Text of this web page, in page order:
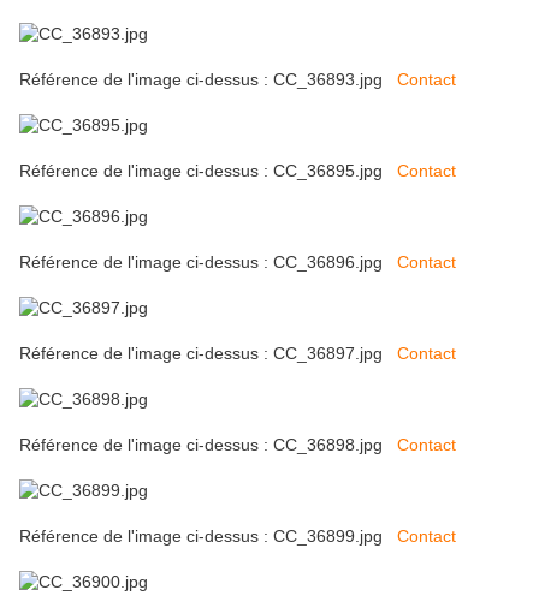
Référence de l'image ci-dessus : CC_36893.jpg Contact
Référence de l'image ci-dessus : CC_36895.jpg Contact
Référence de l'image ci-dessus : CC_36896.jpg Contact
Référence de l'image ci-dessus : CC_36897.jpg Contact
Référence de l'image ci-dessus : CC_36898.jpg Contact
Référence de l'image ci-dessus : CC_36899.jpg Contact